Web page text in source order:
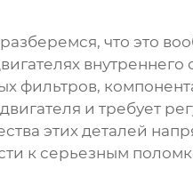
что это
внутреннего
фильтров,
и требует
этих деталей
к серьезным